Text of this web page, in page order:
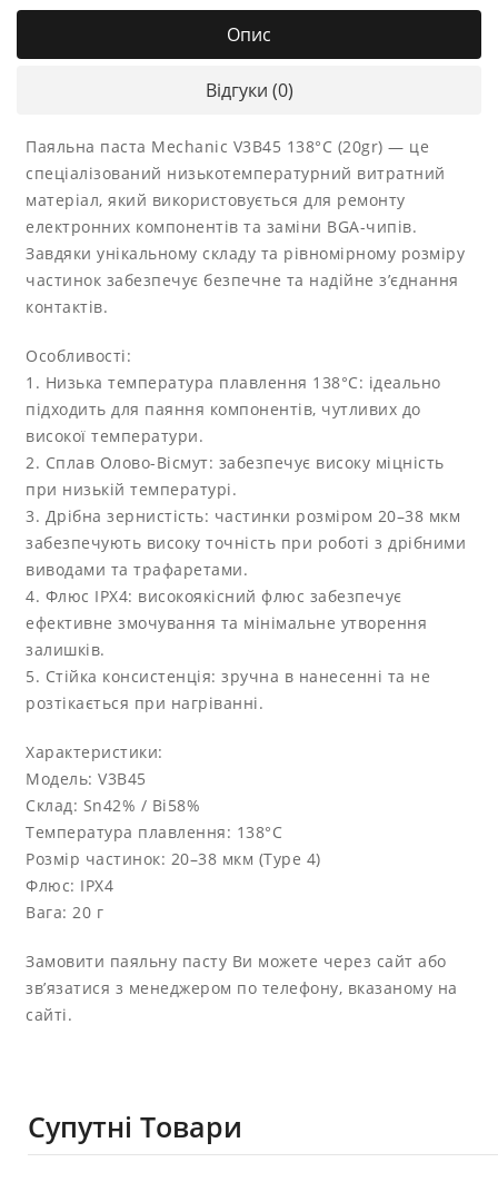
Опис
Відгуки (0)
Паяльна паста Mechanic V3B45 138°C (20gr) — це
спеціалізований низькотемпературний витратний
матеріал, який використовується для ремонту
електронних компонентів та заміни BGA-чипів.
Завдяки унікальному складу та рівномірному розміру
частинок забезпечує безпечне та надійне з’єднання
контактів.
Особливості:
1. Низька температура плавлення 138°C: ідеально
підходить для паяння компонентів, чутливих до
високої температури.
2. Сплав Олово-Вісмут: забезпечує високу міцність
при низькій температурі.
3. Дрібна зернистість: частинки розміром 20–38 мкм
забезпечують високу точність при роботі з дрібними
виводами та трафаретами.
4. Флюс IPX4: високоякісний флюс забезпечує
ефективне змочування та мінімальне утворення
залишків.
5. Стійка консистенція: зручна в нанесенні та не
розтікається при нагріванні.
Характеристики:
Модель: V3B45
Склад: Sn42% / Bi58%
Температура плавлення: 138°C
Розмір частинок: 20–38 мкм (Type 4)
Флюс: IPX4
Вага: 20 г
Замовити паяльну пасту Ви можете через сайт або
зв’язатися з менеджером по телефону, вказаному на
сайті.
Супутні Товари